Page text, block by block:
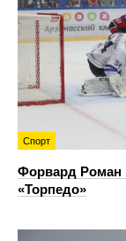
Спорт
Форвард Роман
«Торпедо»